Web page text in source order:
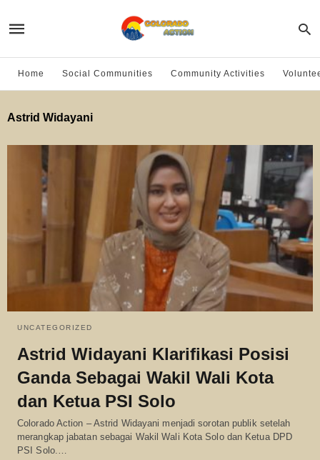
Home Social Communities Community Activities
Astrid Widayani
UNCATEGORIZED
Astrid Widayani Klarifikasi Posisi
Ganda Sebagai Wakil Wali Kota
dan Ketua PSI Solo
Colorado Action – Astrid Widayani menjadi sorotan publik setelah
merangkap jabatan sebagai Wakil Wali Kota Solo dan Ketua DPD
PSI Solo.…